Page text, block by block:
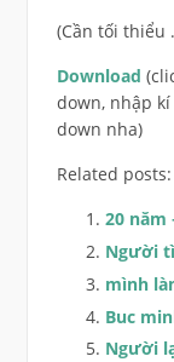
(Cần tối thiểu
Download
down, nhập
down nha)
Related posts:
20 năm
Người
mình
Buc
Người